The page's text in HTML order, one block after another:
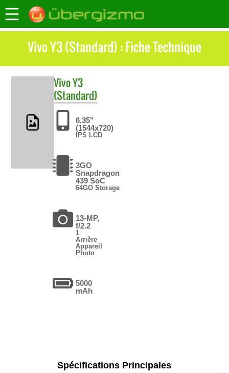
Vivo Y3 (Standard) : Fiche Technique
VivoY3
(Standard)
6.35"
(1544x720)
IPS LCD
3GO
Snapdragon
439 SoC
64GO Storage
13-MP,
f/2.2
1
Arrière
Appareil
Photo
5000
mAh
Spécifications Principales